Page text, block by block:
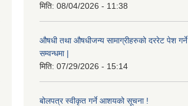
मिति: 08/04/2026 - 11:38
औषधी तथा औषधीजन्य सामाग्रीहरुको दररेट पेश गर्ने
सम्वन्धमा |
मिति: 07/29/2026 - 15:14
बोलपत्र स्वीकृत गर्ने आशयको सूचना !